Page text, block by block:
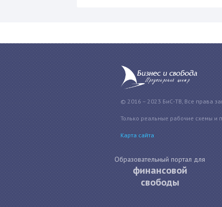
© 2016 – 2023 БиС-ТВ, Все права
Только реальные рабочие схемы и
Карта сайта
Образовательный портал для
финансовой
свободы